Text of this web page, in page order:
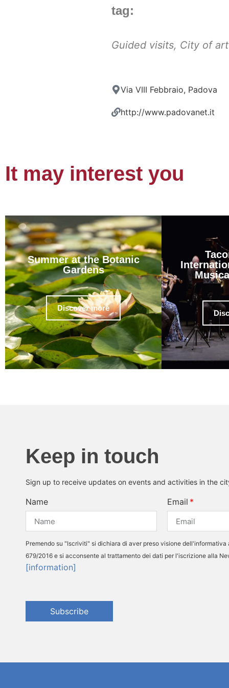
tag:
Guided visits, City of art
Via VIII Febbraio, Padova
http://www.padovanet.it
It may interest you
Summer at the Botanic
Gardens
Discover more
Keep in touch
Sign up to receive updates on events and activities in the
Name Email
Premendo su "Iscriviti" si dichiara di aver preso visione dell'informativa
679/2016 e si acconsente al trattamento dei dati per l'iscrizione alla
[information]
Subscribe